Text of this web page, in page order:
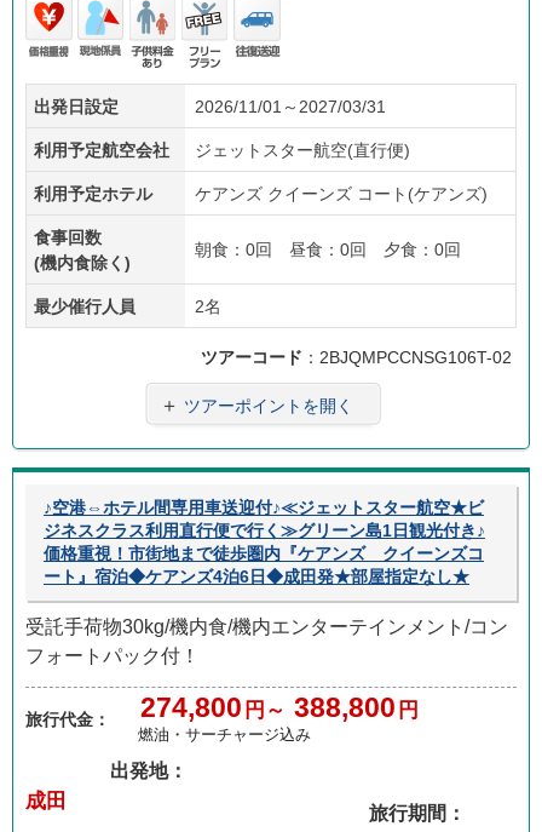
価格
重視
現地
係員
子供
あり
フリ
ープ
ラン
往復
送迎
出発日設定 2026/11/01～2027/03/31
利用予定航空会社 ジェットスター航空(直行便)
利用予定ホテル ケアンズ クイーンズ コート(ケアンズ)
食事回数
(機内食除く)
朝食：0回 昼食：0回 夕食：0回
最少催行人員 2名
ツアーコード ：2BJQMPCCNSG106T-02
＋ ツアーポイントを開く
♪空港⇔ホテル間専用車送迎付♪≪ジェットスター航空★ビ
ジネスクラス利用直行便で行く≫グリーン島1日観光付き♪
価格重視！市街地まで徒歩圏内『ケアンズ クイーンズコ
ート』宿泊◆ケアンズ4泊6日◆成田発★部屋指定なし★
受託手荷物30kg/機内食/機内エンターテインメント/コン
フォートパック付！
旅行代金： 274,800 円～ 388,800 円
燃油・サーチャージ込み
出発地：
成田
旅行期間：